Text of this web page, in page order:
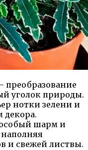
преобразование
уголок природы.
нотки зелени и
декора.
шарм и
и свежей листвы.